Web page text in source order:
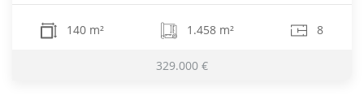
140 m² 1.458 m² 8
329.000 €